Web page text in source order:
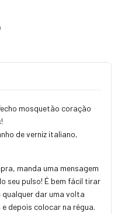
mosquetão coração
de verniz italiano,
manda uma mensagem
seu pulso! É bem fácil tirar
dar uma volta
e depois colocar na régua.